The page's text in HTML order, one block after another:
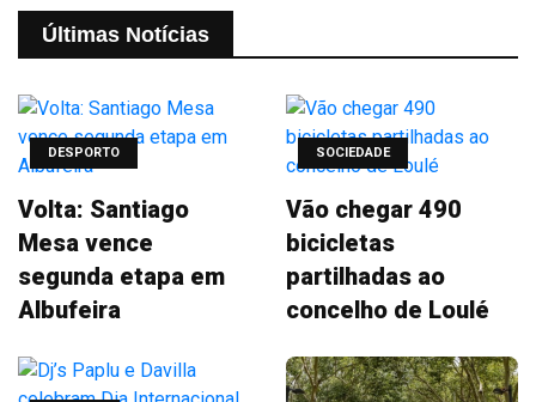
Últimas Notícias
DESPORTO
Volta: Santiago
Mesa vence
segunda etapa em
Albufeira
SOCIEDADE
Vão chegar 490
bicicletas
partilhadas ao
concelho de Loulé